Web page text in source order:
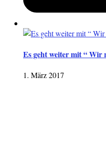
Es geht weiter mit “ Wir
1. März 2017